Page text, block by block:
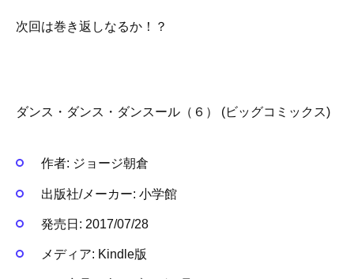
次回は巻き返しなるか！？
ダンス・ダンス・ダンスール（６） (ビッグコミックス)
作者: ジョージ朝倉
出版社/メーカー: 小学館
発売日: 2017/07/28
メディア: Kindle版